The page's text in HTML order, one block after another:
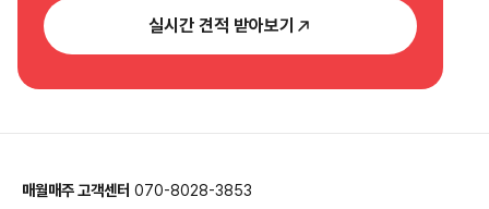
실시간 견적 받아보기
매월매주 고객센터 070-8028-3853